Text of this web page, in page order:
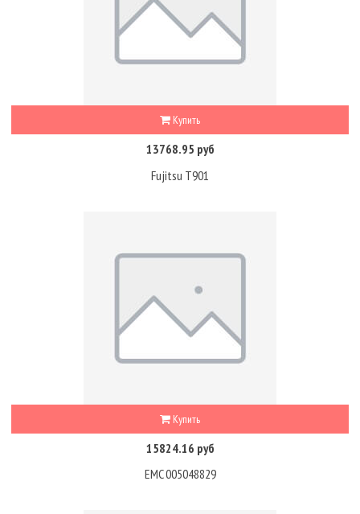
Купить
13768.95 руб
Fujitsu T901
Купить
15824.16 руб
EMC 005048829